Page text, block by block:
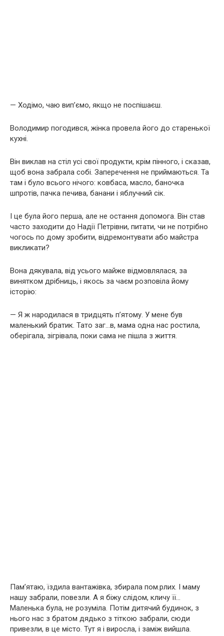
— Ходімо, чаю вип’ємо, якщо не поспішаєш.
Володимир погодився, жінка провела його до старенької
кухні.
Він виклав на стіл усі свої продукти, крім пінного, і сказав,
щоб вона забрала собі. Заперечення не приймаються. Та
там і було всього нічого: ковбаса, масло, баночка
шпротів, пачка печива, банани і яблучний сік.
І це була його перша, але не остання допомога. Він став
часто заходити до Надії Петрівни, питати, чи не потрібно
чогось по дому зробити, відремонтувати або майстра
викликати?
Вона дякувала, від усього майже відмовлялася, за
винятком дрібниць, і якось за чаєм розповіла йому
історію:
— Я ж народилася в тридцять п’ятому. У мене був
маленький братик. Тато заг…в, мама одна нас ростила,
оберігала, зігрівала, поки сама не пішла з життя.
Пам’ятаю, їздила вантажівка, збирала пом.рлих. І маму
нашу забрали, повезли. А я біжу слідом, кличу її…
Маленька була, не розуміла. Потім дитячий будинок, з
нього нас з братом дядько з тіткою забрали, сюди
привезли, в це місто. Тут я і виросла, і заміж вийшла.